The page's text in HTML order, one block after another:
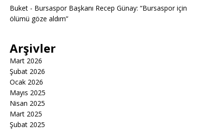
Buket - Bursaspor Başkanı Recep Günay: “Bursaspor için
ölümü göze aldım”
Arşivler
Mart 2026
Şubat 2026
Ocak 2026
Mayıs 2025
Nisan 2025
Mart 2025
Şubat 2025